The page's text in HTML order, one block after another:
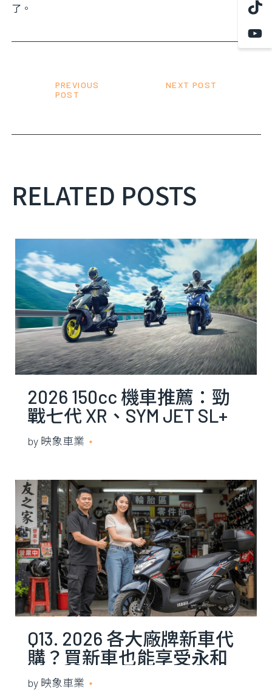
了。
PREVIOUS
POST
NEXT POST
RELATED POSTS
2026 150cc 機車推薦：勁
戰七代 XR、SYM JET SL+
158 電推、KYMCO RTS R
165 怎麼選？
by 映象車業
Q13. 2026 各大廠牌新車代
購？買新車也能享受永和
在地維修的溫度
by 映象車業